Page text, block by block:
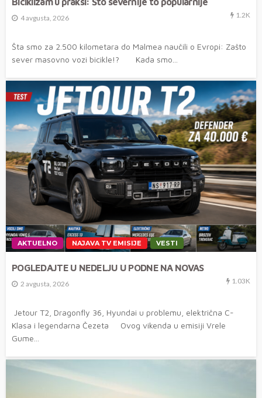
4 avgusta, 2026 1.2K
Šta smo za 2.500 kilometara do Malmea naučili o Evropi: Zašto
sever masovno vozi bicikle!? Kada smo...
AKTUELNO NAJAVA TV EMISIJE VESTI
POGLEDAJTE U NEDELJU U PODNE NA NOVAS
2 avgusta, 2026 1.03K
Jetour T2, Dragonfly 36, Hyundai u problemu, električna C-
Klasa i legendarna Čezeta Ovog vikenda u emisiji Vrele
Gume...